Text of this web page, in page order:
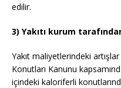
3) Yakıtı kurum
Yakıt maliyetlerindeki
Konutları Kanunu
içindeki kaloriferli